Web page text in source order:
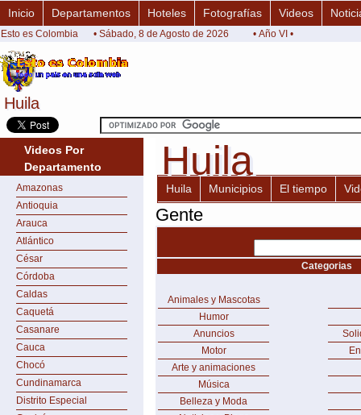
Huila
Huila
Inicio Departamentos Hoteles Fotografías Videos
Esto es Colombia • Sábado, 8 de Agosto de 2026 • Año VI •
Videos Por
Departamento
Amazonas
Antioquia
Arauca
Atlántico
César
Córdoba
Caldas
Caquetá
Casanare
Cauca
Chocó
Cundinamarca
Distrito Especial
Huila
Huila
Huila Municipios El tiempo
Gente
Categorias
Animales y Mascotas
Humor
Anuncios
Motor
Arte y animaciones
Música
Belleza y Moda